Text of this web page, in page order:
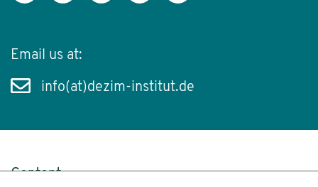
Email us at:
info(at)dezim-institut.de
Content